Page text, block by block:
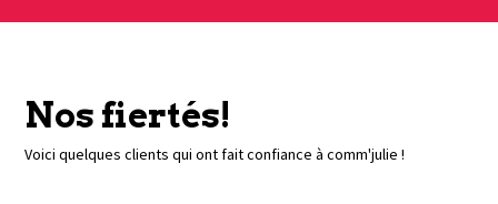
Nos fiertés!
Voici quelques clients qui ont fait confiance à comm'julie !